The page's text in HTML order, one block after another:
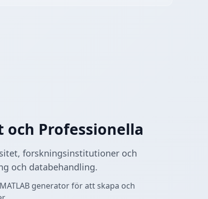
Professionella
forskningsinstitutioner och
och databehandling.
generator för att skapa och